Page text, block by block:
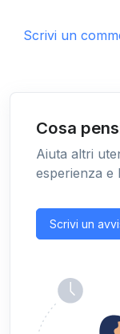
Scrivi un
Cosa
Aiuta altri
esperienza e
Scrivi un